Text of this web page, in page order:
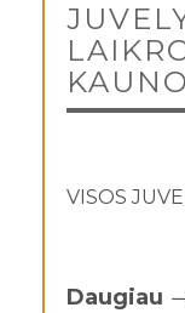
VISOS
Daugiau